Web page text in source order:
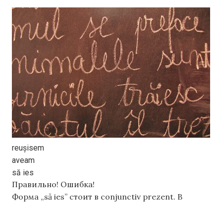
reușisem
aveam
să ies
Правильно! Ошибка!
Форма „să ies” стоит в conjunctiv prezent. В